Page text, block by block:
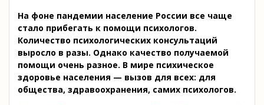
На фоне пандемии население России все чаще
стало прибегать к помощи психологов.
Количество психологических консультаций
выросло в разы. Однако качество получаемой
помощи очень разное. В мире психическое
здоровье населения — вызов для всех: для
общества, здравоохранения, самих психологов.